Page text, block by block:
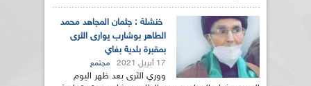
خنشلة : جثمان المجاهد محمد
الطاهر بوشارب يوارى الثرى
بمقبرة بلدية بغاي
17 أبريل 2021 مجتمع
ووري الثرى بعد ظهر اليوم